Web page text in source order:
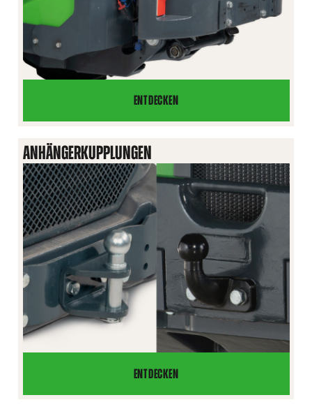
ENTDECKEN
HYDRAULISCHE
HINTERE
ANHÄNGERKUPPLUNGEN
ENTDECKEN
ANHÄNGERKUPPLUNGEN